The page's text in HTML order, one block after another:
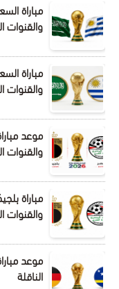
والقنوات
والقنوات
والقنوات
والقنوات
موعد
الناقلة